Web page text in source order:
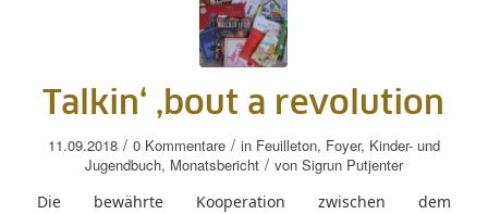
Talkin‘ ‚bout a revolution
11.09.2018 / 0 Kommentare / in Feuilleton, Foyer, Kinder- und
Jugendbuch, Monatsbericht / von Sigrun Putjenter
Die bewährte Kooperation zwischen dem